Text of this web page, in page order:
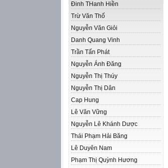
Đinh THanh Hiền
Trừ Văn Thố
Nguyễn Văn Giỏi
Danh Quang Vinh
Trần Tấn Phát
Nguyễn Ánh Đăng
Nguyễn Thị Thúy
Nguyễn Thị Dân
Cap Hung
Lê Văn Vững
Nguyễn Lê Khánh Dược
Thái Phạm Hải Băng
Lê Duyên Nam
Phạm Thị Quỳnh Hương